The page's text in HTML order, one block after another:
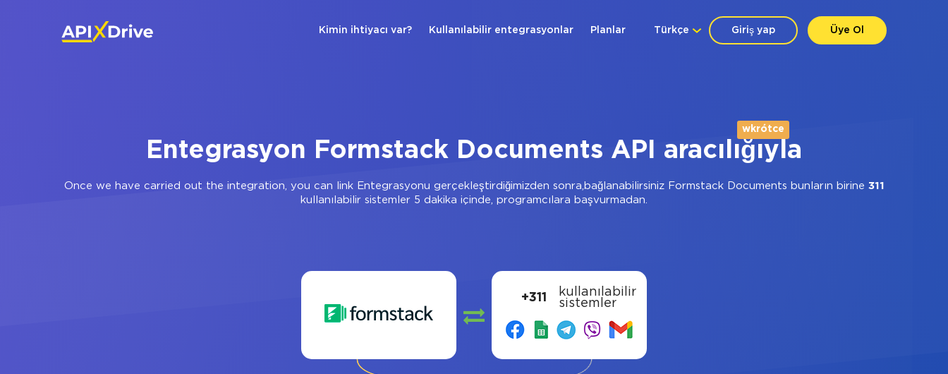
Giriş yap Üye Ol
Türkçe
Kimin ihtiyacı var? Kullanılabilir entegrasyonlar Planlar
wkrótce
Entegrasyon Formstack Documents API aracılığıyla
Once we have carried out the integration, you can link Entegrasyonu gerçekleştirdiğimizden sonra,bağlanabilirsiniz Formstack Documents bunların birine 311
kullanılabilir sistemler 5 dakika içinde, programcılara başvurmadan.
+311
kullanılabilir
sistemler